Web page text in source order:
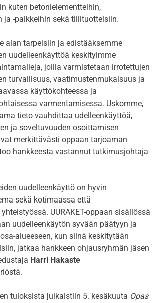
kuten betonielementteihin,
ja -palkkeihin sekä tiilituotteisiin.
alan tarpeisiin ja edistääksemme
uudelleenkäyttöä keskityimme
joilla varmistetaan irrotettujen
turvallisuus, vaatimustenmukaisuus ja
käyttökohteessa ja
varmentamisessa. Uskomme,
tieto vauhdittaa udelleenkäyttöä,
ja soveltuvuuden osoittamisen
merkittävästi oppaan tarjoaman
hankkeesta vastannut tutkimusjohtaja
uudelleenkäyttö on hyvin
sekä kotimaassa että
UURAKET-oppaan sisällössä
uudelleenkäytön syvään päätyyn ja
alueeseen, kun siinä keskitytään
jatkaa hankkeen ohjausryhmän jäsen
Harri Hakaste
tuloksista julkaistiin 5. kesäkuuta Opas